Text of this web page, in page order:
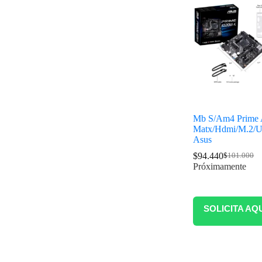
Mb S/Am4
Matx/Hdmi/M.2/
Asus
$101.000
$94.440
Próximamente
SOLICITA